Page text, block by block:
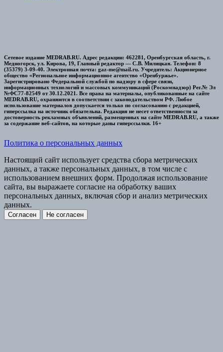
Сетевое издание MEDRAB.RU. Адрес редакции: 462281, Оренбургская область, г.
Медногорск, ул. Кирова, 19, Главный редактор — С.В. Милицкая. Телефон: 8
(35379) 3-09-40. Электронная почта: gaz-me@mail.ru. Учредитель: Акционерное
общество «Региональное информационное агентство «Оренбуржье».
Зарегистрировано Федеральной службой по надзору в сфере связи,
информационных технологий и массовых коммуникаций (Роскомнадзор) Рег.№ Эл
№ФС77-82549 от 30.12.2021. Все права на материалы, опубликованные на сайте
MEDRAB.RU, охраняются в соответствии с законодательством РФ. Любое
использование материалов допускается только по согласованию с редакцией,
гиперссылка на источник обязательна. Редакция не несет ответственности за
достоверность рекламных объявлений, размещенных на сайте MEDRAB.RU, а также
за содержание веб-сайтов, на которые даны гиперссылки. 16+
Политика о персональных данных
Настоящий сайт использует средства сбора метрических
данных, а также персональных данных, в том числе с
использованием внешних форм. Продолжая использование
сайта, вы выражаете согласие на обработку ваших
персональных данных, включая сбор и анализ метрических
данных.
Согласен Не согласен